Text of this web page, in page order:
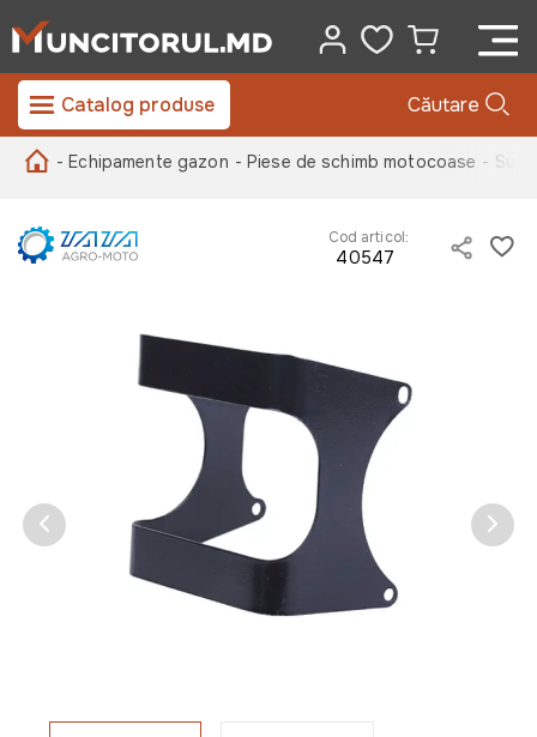
Catalog produse Căutare
- Echipamente gazon - Piese de schimb motocoase -
Cod articol:
40547